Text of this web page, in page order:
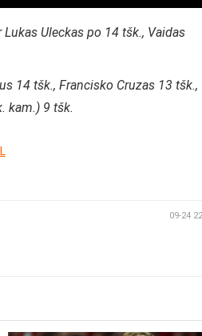
Uleckas po 14 tšk., Vaidas
14 tšk., Francisko Cruzas 13 tšk.,
kam.) 9 tšk.
09-24